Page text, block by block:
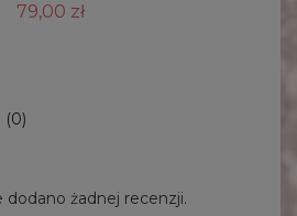
79,00 zł
(0)
dodano żadnej recenzji.